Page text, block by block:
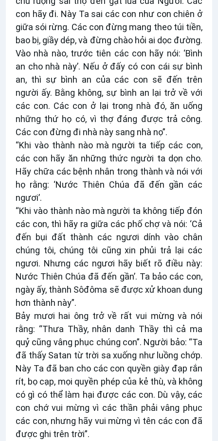
con hãy đi. Này Ta sai các con như con chiên ở
giữa sói rừng. Các con đừng mang theo túi tiền,
bao bị, giầy dép, và đừng chào hỏi ai dọc đường.
Vào nhà nào, trước tiên các con hãy nói: ‘Bình
an cho nhà này’. Nếu ở đấy có con cái sự bình
an, thì sự bình an của các con sẽ đến trên
người ấy. Bằng không, sự bình an lại trở về với
các con. Các con ở lại trong nhà đó, ăn uống
những thứ họ có, vì thợ đáng được trả công.
Các con đừng đi nhà này sang nhà nọ”.
“Khi vào thành nào mà người ta tiếp các con,
các con hãy ăn những thức người ta dọn cho.
Hãy chữa các bệnh nhân trong thành và nói với
họ rằng: ‘Nước Thiên Chúa đã đến gần các
ngươi’.
“Khi vào thành nào mà người ta không tiếp đón
các con, thì hãy ra giữa các phố chợ và nói: ‘Cả
đến bụi đất thành các ngươi dính vào chân
chúng tôi, chúng tôi cũng xin phủi trả lại các
ngươi. Nhưng các ngươi hãy biết rõ điều này:
Nước Thiên Chúa đã đến gần’. Ta bảo các con,
ngày ấy, thành Sôđôma sẽ được xử khoan dung
hơn thành này”.
Bảy mươi hai ông trở về rất vui mừng và nói
rằng: “Thưa Thầy, nhân danh Thầy thì cả ma
quỷ cũng vâng phục chúng con”. Người bảo: “Ta
đã thấy Satan từ trời sa xuống như luồng chớp.
Này Ta đã ban cho các con quyền giày đạp rắn
rít, bọ cạp, mọi quyền phép của kẻ thù, và không
có gì có thể làm hại được các con. Dù vậy, các
con chớ vui mừng vì các thần phải vâng phục
các con, nhưng hãy vui mừng vì tên các con đã
được ghi trên trời”.